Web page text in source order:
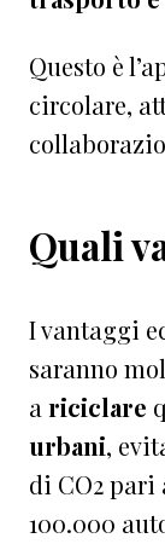
Questo è
circolare,
Quali
I vantaggi
saranno
a riciclare
urbani,
di CO2 pari
100.000